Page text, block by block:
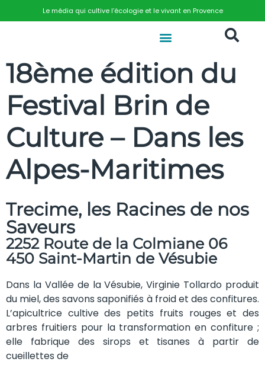
Le média qui cultive l’écologie et le vivant en Provence
18ème édition du
Festival Brin de
Culture – Dans les
Alpes-Maritimes
Trecime, les Racines de nos
Saveurs
2252 Route de la Colmiane 06
450 Saint-Martin de Vésubie
Dans la Vallée de la Vésubie, Virginie Tollardo produit
du miel, des savons saponifiés à froid et des confitures.
L’apicultrice cultive des petits fruits rouges et des
arbres fruitiers pour la transformation en confiture ;
elle fabrique des sirops et tisanes à partir de
cueillettes de